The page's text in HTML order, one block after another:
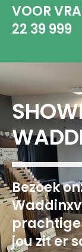
VOOR
22 39 999
Bezoek
prachtige
jou zit er